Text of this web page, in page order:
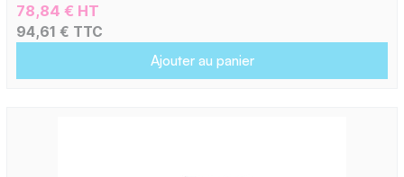
78,84 € HT
94,61 € TTC
Ajouter au panier